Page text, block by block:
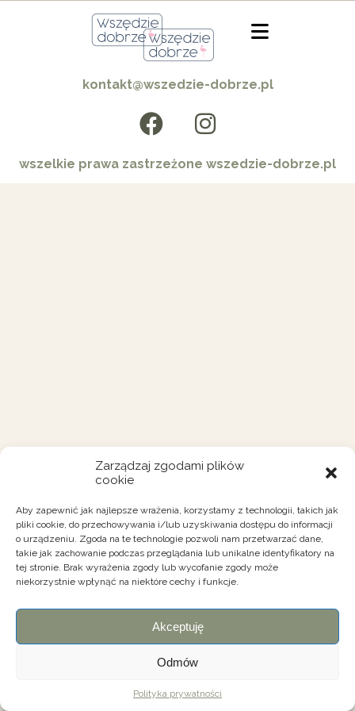
Zarządzaj zgodami plików
cookie
Aby zapewnić jak najlepsze wrażenia, korzystamy z technologii, takich jak
pliki cookie, do przechowywania i/lub uzyskiwania dostępu do informacji
o urządzeniu. Zgoda na te technologie pozwoli nam przetwarzać dane,
takie jak zachowanie podczas przeglądania lub unikalne identyfikatory na
tej stronie. Brak wyrażenia zgody lub wycofanie zgody może
niekorzystnie wpłynąć na niektóre cechy i funkcje.
Akceptuję
Odmów
Polityka prywatności
kontakt@wszedzie-dobrze.pl
wszelkie prawa zastrzeżone wszedzie-dobrze.pl